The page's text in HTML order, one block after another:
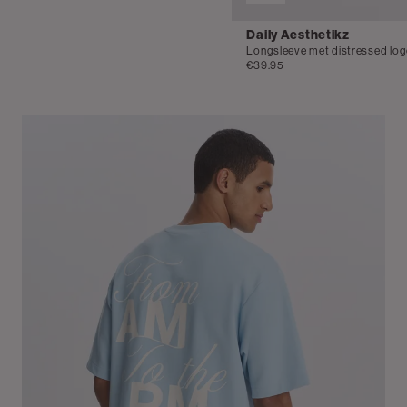
Daily Aesthetikz
Longsleeve met distressed
€39.95